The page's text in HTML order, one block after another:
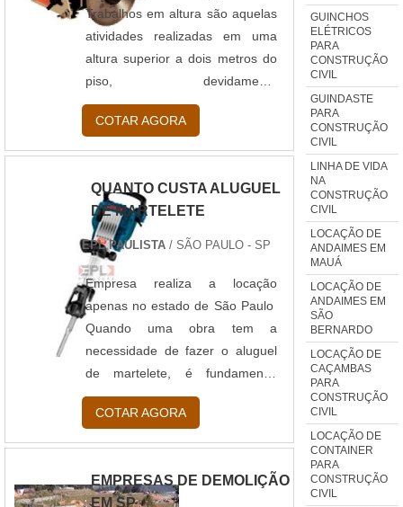
Trabalhos em altura são aquelas
atividades realizadas em uma
altura superior a dois metros do
piso, devidamente
regulamentada pela norma
NR35. Por conta dos riscos que
esses tipos de tarefas
colaboradores que as realizam,
devem utilizar, além dos
equipamentos de proteção
individual comuns como luvas,
capacetes, óculos, etc, os
equipamentos para trabalho em
altura na construção civil. Além
de at....
COTAR AGORA
QUANTO CUSTA ALUGUEL
DE MARTELETE
EPL PAULISTA/ SÃO PAULO - SP
Empresa realiza a locação
apenas no estado de São Paulo
Quando uma obra tem a
necessidade de fazer o aluguel
de martelete, é fundamental
constatar uma empresa que
ofereça um produto de
qualidade, moderno e com alto
detalhes poderão influenciar
COTAR AGORA
EMPRESAS DE DEMOLIÇÃO
EM SP
GUINCHOS
ELÉTRICOS
PARA
CONSTRUÇÃO
CIVIL
GUINDASTE
PARA
CONSTRUÇÃO
CIVIL
LINHA DE VIDA
NA
CONSTRUÇÃO
CIVIL
LOCAÇÃO DE
ANDAIMES EM
MAUÁ
LOCAÇÃO DE
ANDAIMES EM
SÃO
BERNARDO
LOCAÇÃO DE
CAÇAMBAS
PARA
CONSTRUÇÃO
CIVIL
LOCAÇÃO DE
CONTAINER
PARA
CONSTRUÇÃO
CIVIL